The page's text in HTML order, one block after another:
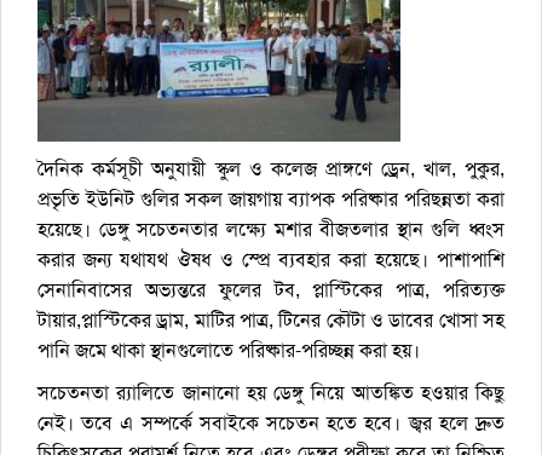
দৈনিক কর্মসূচী অনুযায়ী স্কুল ও কলেজ প্রাঙ্গণে ড্রেন, খাল, পুকুর,
প্রভৃতি ইউনিট গুলির সকল জায়গায় ব্যাপক পরিষ্কার পরিছন্নতা করা
হয়েছে। ডেঙ্গু সচেতনতার লক্ষ্যে মশার বীজতলার স্থান গুলি ধ্বংস
করার জন্য যথাযথ ঔষধ ও স্প্রে ব্যবহার করা হয়েছে। পাশাপাশি
সেনানিবাসের অভ্যন্তরে ফুলের টব, প্লাস্টিকের পাত্র, পরিত্যক্ত
টায়ার,প্লাস্টিকের ড্রাম, মাটির পাত্র, টিনের কৌটা ও ডাবের খোসা সহ
পানি জমে থাকা স্থানগুলোতে পরিষ্কার-পরিচ্ছন্ন করা হয়।
সচেতনতা র‍্যালিতে জানানো হয় ডেঙ্গু নিয়ে আতঙ্কিত হওয়ার কিছু
নেই। তবে এ সম্পর্কে সবাইকে সচেতন হতে হবে। জ্বর হলে দ্রুত